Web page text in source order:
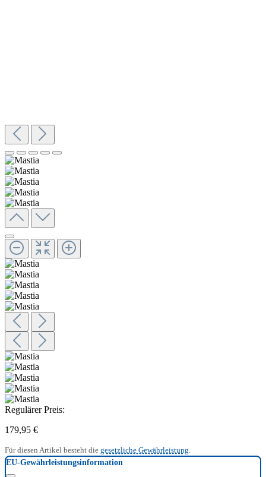
Regulärer Preis:
179,95 €
Für diesen Artikel besteht die gesetzliche Gewährleistung
EU-Gewährleistungsinformation